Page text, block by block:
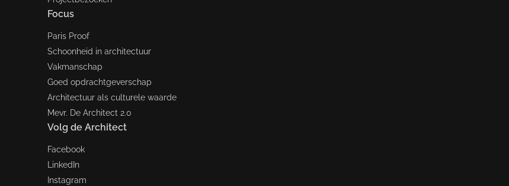
Focus
Paris Proof
Schoonheid in architectuur
Vakmanschap
Goed opdrachtgeverschap
Architectuur als culturele waarde
Mevr. De Architect 2.0
Volg de Architect
Facebook
LinkedIn
Instagram